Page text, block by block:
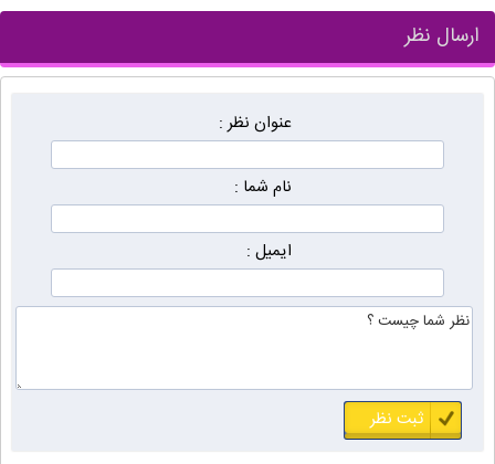
ارسال نظر
عنوان نظر :
نام شما :
ایمیل :